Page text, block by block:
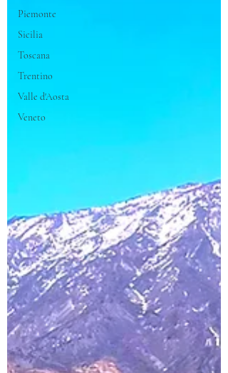
Piemonte
Sicilia
Toscana
Trentino
Valle d'Aosta
Veneto